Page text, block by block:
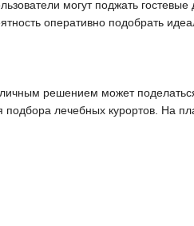
могут поджать
оперативно подобрать
решением может
лечебных курортов. На